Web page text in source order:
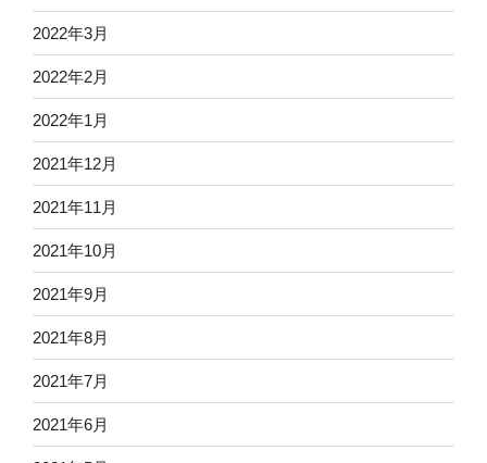
2022年3月
2022年2月
2022年1月
2021年12月
2021年11月
2021年10月
2021年9月
2021年8月
2021年7月
2021年6月